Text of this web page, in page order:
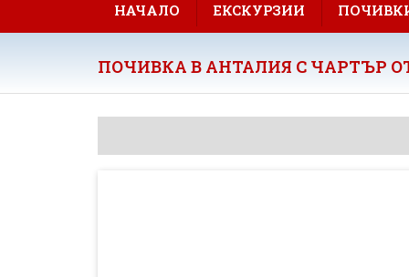
НАЧАЛО ЕКСКУРЗИИ
ПОЧИВКА В АНТАЛИЯ С ЧАРТЪР